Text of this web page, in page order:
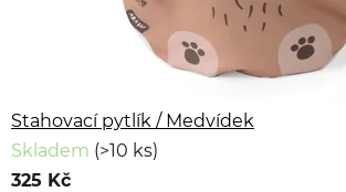
Stahovací pytlík / Medvídek
Skladem (>10 ks)
325 Kč